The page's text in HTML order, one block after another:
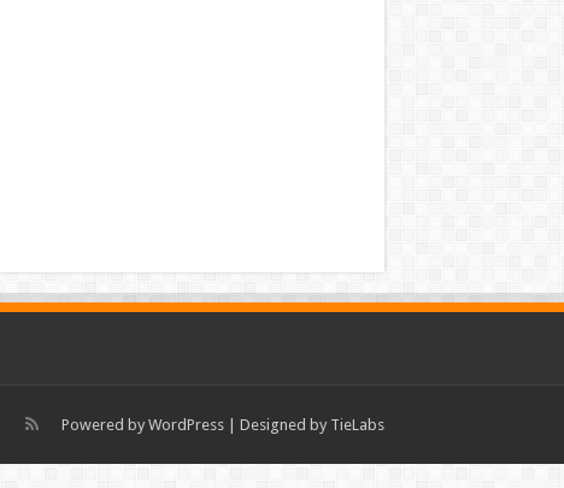
Powered by WordPress| Designed by TieLabs